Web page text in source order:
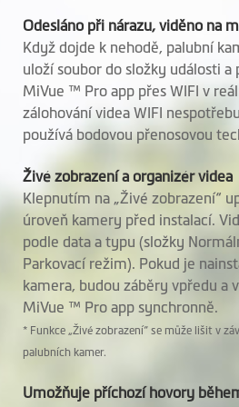
Hloubka (mm)
Front
Rear
Hmotnost (gr)
Front
Rear
Mikrofon
Reproduktor
Podpora zadní
kamery
Podporuje Mio
kabelovou sadu pro
pevné připojení
Vestavěný
Odesláno při nárazu, viděno na
Když dojde k nehodě, palubní
uloží soubor do složky události a
MiVue ™ Pro app přes WIFI v
zálohování videa WIFI
používá bodovou přenosovou
Živé zobrazení a organizér videa
Klepnutím na „Živé zobrazení“
úroveň kamery před instalací.
podle data a typu (složky
Parkovací režim). Pokud je
kamera, budou záběry vpředu a
MiVue ™ Pro app synchronně.
* Funkce „Živé zobrazení“ se může lišit v
palubních kamer.
Umožňuje příchozí hovory